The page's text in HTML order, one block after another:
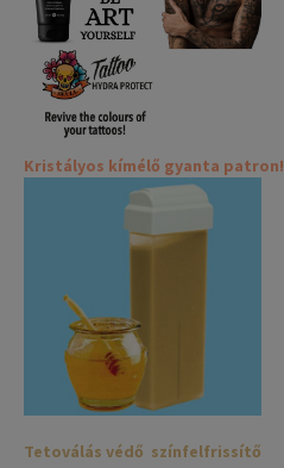
Kristályos kímélő gyanta patron!
Tetoválás védő színfelfrissítő